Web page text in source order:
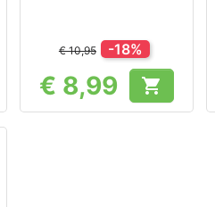
€ 10,95 -18%
Prijs
€ 8,99 